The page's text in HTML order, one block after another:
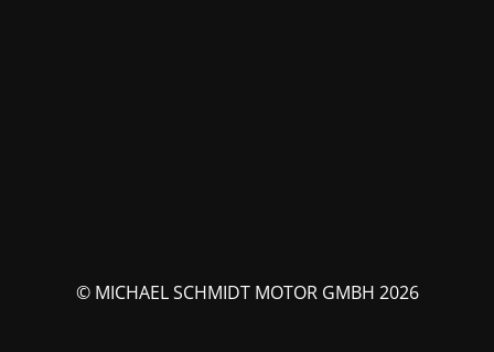
© MICHAEL SCHMIDT MOTOR GMBH 2026